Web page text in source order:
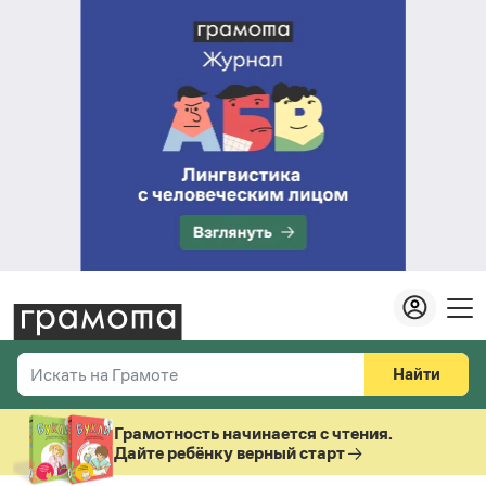
Искать на Грамоте
Справочная служба
Найти
Везде